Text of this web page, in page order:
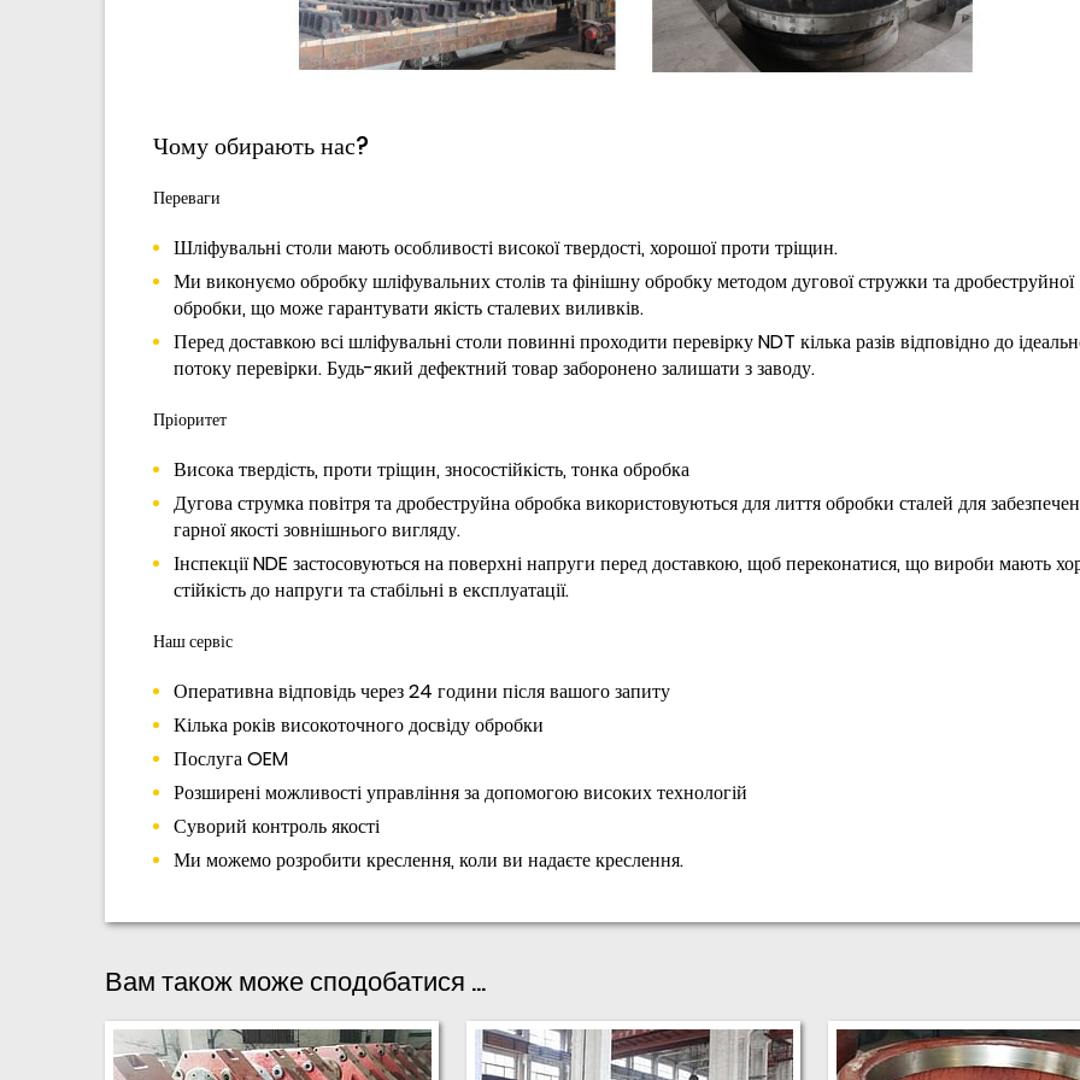
Чому обирають нас?
Переваги
Шліфувальні столи мають особливості високої твердості, хорошої проти тріщин.
Ми виконуємо обробку шліфувальних столів та фінішну обробку методом дугової стружки та дробеструйної
обробки, що може гарантувати якість сталевих виливків.
Перед доставкою всі шліфувальні столи повинні проходити перевірку NDT кілька разів відповідно до
потоку перевірки. Будь-який дефектний товар заборонено залишати з заводу.
Пріоритет
Висока твердість, проти тріщин, зносостійкість, тонка обробка
Дугова струмка повітря та дробеструйна обробка використовуються для лиття обробки сталей для
гарної якості зовнішнього вигляду.
Інспекції NDE застосовуються на поверхні напруги перед доставкою, щоб переконатися, що вироби мають
стійкість до напруги та стабільні в експлуатації.
Наш сервіс
Оперативна відповідь через 24 години після вашого запиту
Кілька років високоточного досвіду обробки
Послуга OEM
Розширені можливості управління за допомогою високих технологій
Суворий контроль якості
Ми можемо розробити креслення, коли ви надаєте креслення.
Вам також може сподобатися ...